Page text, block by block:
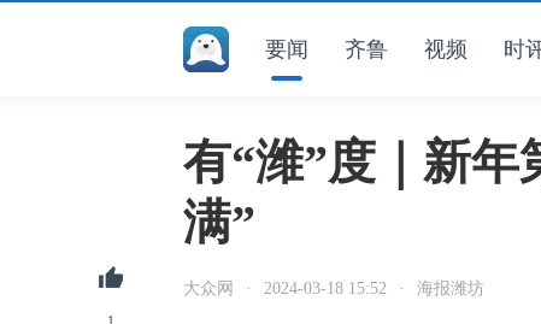
要闻 齐鲁 视频 时
有“潍”度｜新年
满”
大众网 · 2024-03-18 15:52 · 海报潍坊